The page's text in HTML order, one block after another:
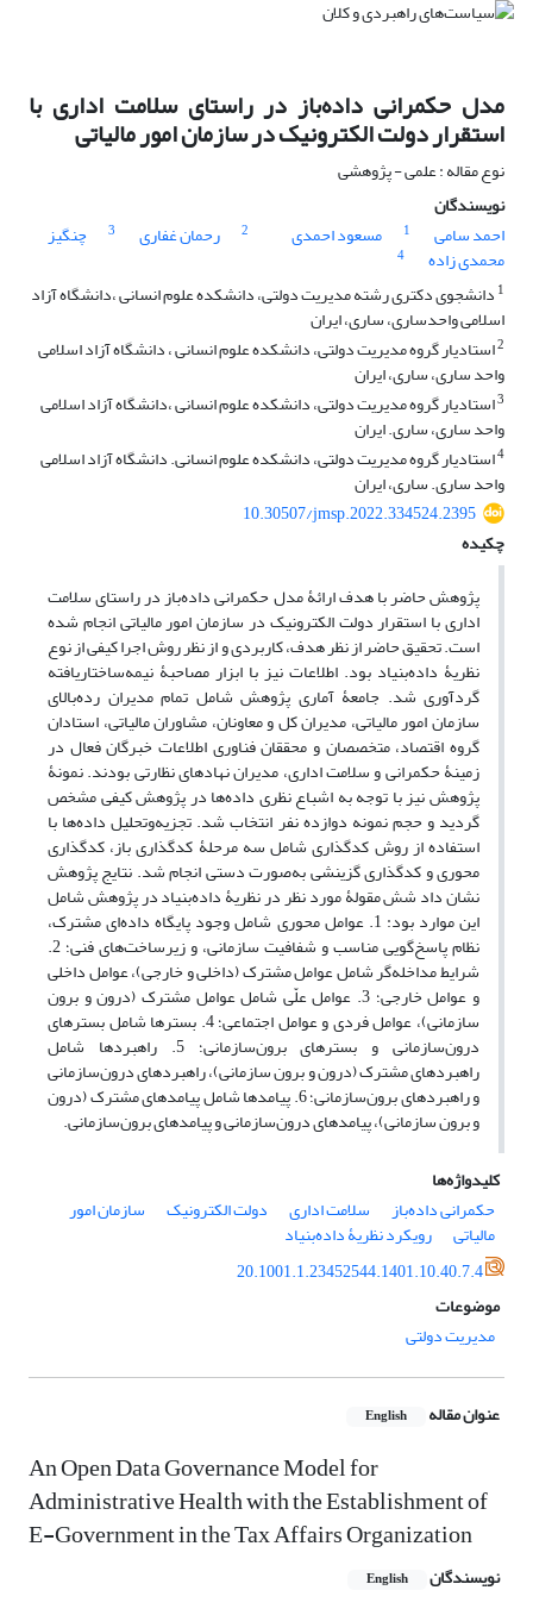
مدل حکمرانی داده‌باز در راستای سلامت اداری با
استقرار دولت الکترونیک در سازمان امور مالیاتی
نوع مقاله : علمی - پژوهشی
نویسندگان
احمد سامی
1 مسعود احمدی 2 رحمان غفاری 3 چنگیز
محمدی زاده
4
1 دانشجوی دکتری رشته مدیریت دولتی، دانشکده علوم انسانی ،دانشگاه آزاد
اسلامی واحدساری، ساری، ایران
2استادیار گروه مدیریت دولتی، دانشکده علوم انسانی ، دانشگاه آزاد اسلامی
واحد ساری، ساری، ایران
3استادیار گروه مدیریت دولتی، دانشکده علوم انسانی ،دانشگاه آزاد اسلامی
واحد ساری، ساری. ایران
4استادیار گروه مدیریت دولتی، دانشکده علوم انسانی. دانشگاه آزاد اسلامی
واحد ساری. ساری، ایران
10.30507/jmsp.2022.334524.2395
چکیده
پژوهش حاضر با هدف ارائۀ مدل حکمرانی داده‌باز در راستای سلامت
اداری با استقرار دولت الکترونیک در سازمان امور مالیاتی انجام شده
است. تحقیق حاضر از نظر هدف، کاربردی و از نظر روش اجرا کیفی از نوع
نظریۀ داده‌بنیاد بود. اطلاعات نیز با ابزار مصاحبۀ نیمه‌ساختاریافته
گردآوری شد. جامعۀ آماری پژوهش شامل تمام مدیران رده‌بالای
سازمان امور مالیاتی، مدیران کل و معاونان، مشاوران مالیاتی، استادان
گروه اقتصاد، متخصصان و محققان فناوری اطلاعات خبرگان فعال در
زمینۀ حکمرانی و سلامت اداری، مدیران نهادهای نظارتی بودند. نمونۀ
پژوهش نیز با توجه به اشباع نظری داده‌ها در پژوهش کیفی مشخص
گردید و حجم نمونه دوازده نفر انتخاب شد. تجزیه‌و‌تحلیل داده‌ها با
استفاده از روش کدگذاری شامل سه مرحلۀ کدگذاری باز، کدگذاری
محوری و کدگذاری گزینشی به‌صورت دستی انجام شد. نتایج پژوهش
نشان داد شش مقولۀ مورد نظر در نظریۀ داده‌بنیاد در پژوهش شامل
این موارد بود: 1. عوامل محوری شامل وجود پایگاه داده‌ای مشترک،
نظام پاسخ‌گویی مناسب و شفافیت سازمانی، و زیرساخت‌های فنی؛ 2.
شرایط مداخله‌گر شامل عوامل مشترک (داخلی و خارجی)، عوامل داخلی
و عوامل خارجی؛ 3. عوامل علّی شامل عوامل مشترک (درون و برون
سازمانی)، عوامل فردی و عوامل اجتماعی؛ 4. بسترها شامل بسترهای
درون‌سازمانی و بسترهای برون‌سازمانی؛ 5. راهبردها شامل
راهبردهای مشترک (درون و برون سازمانی)، راهبردهای درون‌سازمانی
و راهبردهای برون‌سازمانی؛ 6. پیامدها شامل پیامدهای مشترک (درون
و برون سازمانی)، پیامدهای درون‌سازمانی و پیامدهای برون‌سازمانی.
کلیدواژه‌ها
حکمرانی داده‌باز
سلامت اداری دولت الکترونیک سازمان امور
مالیاتی
رویکرد نظریۀ داده‌بنیاد
20.1001.1.23452544.1401.10.40.7.4
موضوعات
مدیریت دولتی
عنوان مقاله English
An Open Data Governance Model for
Administrative Health with the Establishment of
E-Government in the Tax Affairs Organization
نویسندگان English